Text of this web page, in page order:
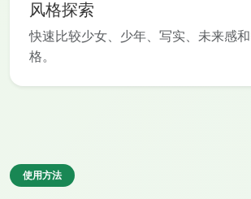
风格探索
快速比较少女、少年、写实、未来感
格。
使用方法